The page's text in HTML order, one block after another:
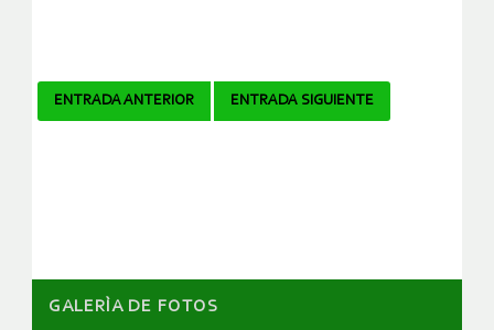
Navegador
ENTRADA ANTERIOR ENTRADA SIGUIENTE
GALERÌA DE FOTOS